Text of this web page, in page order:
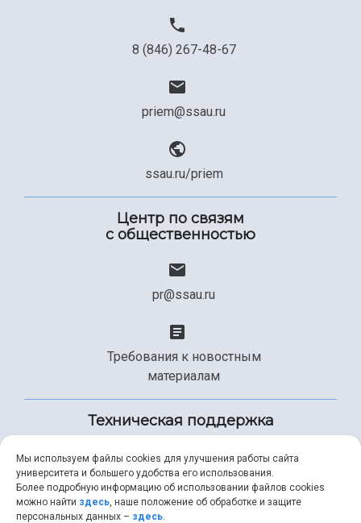
8 (846) 267-48-67
priem@ssau.ru
ssau.ru/priem
Центр по связям
с общественностью
pr@ssau.ru
Требования к новостным
материалам
Техническая поддержка
+7 (846) 267-49-99
Мы используем файлы cookies для улучшения работы сайта
университета и большего удобства его использования.
Более подробную информацию об использовании файлов cookies
можно найти здесь, наше положение об обработке и защите
персональных данных – здесь.